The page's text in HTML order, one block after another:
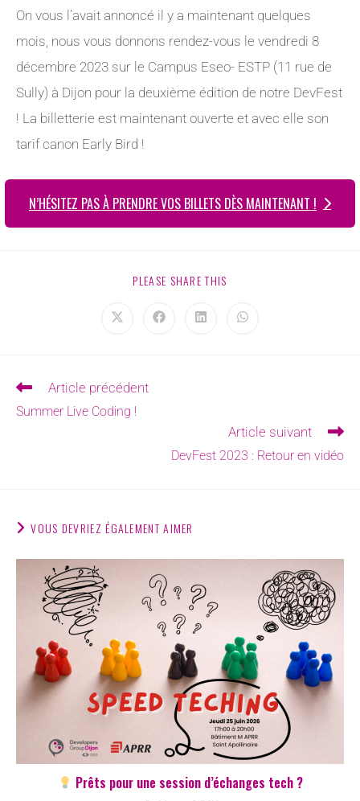
On vous l’avait annoncé il y a maintenant quelques
mois, nous vous donnons rendez-vous le vendredi 8
décembre 2023 sur le Campus Eseo- ESTP (11 rue de
Sully) à Dijon pour la deuxième édition de notre DevFest
! La billetterie est maintenant ouverte et avec elle son
tarif canon Early Bird !
N’HÉSITEZ PAS À PRENDRE VOS BILLETS DÈS MAINTENANT !
PLEASE SHARE THIS
Article précédent
Summer Live Coding !
Article suivant
DevFest 2023 : Retour en vidéo
VOUS DEVRIEZ ÉGALEMENT AIMER
Prêts pour une session d’échanges tech ?